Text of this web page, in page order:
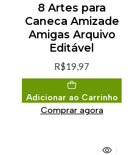
8 Artes para
Caneca Amizade
Amigas Arquivo
Editável
R$19,97
Adicionar ao Carrinho
Comprar agora